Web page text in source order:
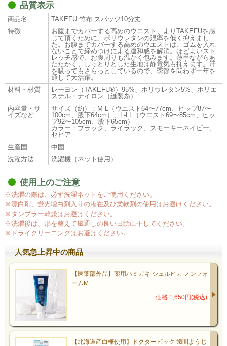
品質表示
商品名
TAKEFU 竹布 スパッツ10分丈
特徴
お腹までカバーする高めのウエスト、よりTAKEFUを感
じて頂くために、ポリウレタンの混率を低く抑えまし
た。お腹までカバーする高めのウエストは、ゴムを入れ
ないことで締めつけによる違和感を解消。ほどよいスト
レッチ感で、お腹周りも温かく包みます。薄手ながらあ
たたかく、しっとりとした生地は静電気も抑えます。汗
を吸ってもさらっとしているので、季節を問わず一年を
通して大活躍。
材料・材質
レーヨン（TAKEFU®）95%、ポリウレタン5%、ポリエ
ステル・ナイロン（縫製糸）
内容量・サ
イズなど
サイズ（約）：M-L（ウエスト64〜77cm、ヒップ87〜
100cm、股下64cm）、L-LL（ウエスト69〜85cm、ヒッ
プ92〜105cm、股下65cm）
カラー：ブラック、ライラック、スモーキーネイビー、
セピア
生産国
中国
洗濯方法
洗濯機（ネット使用）
使用上のご注意
※洗濯の際は、必ず洗濯ネットをご使用ください。
※漂白剤、蛍光増白剤入りの潜在及び柔軟剤の使用はお避けください。
※タンブラー乾燥はお避けください。
※洗濯後は、形を整えて風通しの良い日陰に干してください。
※ドライクリーニングはお避けください。
人気急上昇中の商品
【医薬部外品】薬用ハミガキ シェルピカ ノンフォ
ームM
価格:1,650円(税込)
【北海道産白樺使用】ドクターピック 歯間ようじ